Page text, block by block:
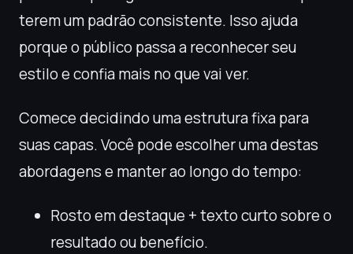
terem um padrão consistente. Isso ajuda
porque o público passa a reconhecer seu
estilo e confia mais no que vai ver.
Comece decidindo uma estrutura fixa para
suas capas. Você pode escolher uma destas
abordagens e manter ao longo do tempo:
Rosto em destaque + texto curto sobre o
resultado ou benefício.